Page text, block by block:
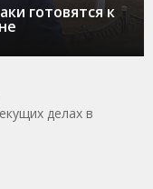
готовятся к
делах в